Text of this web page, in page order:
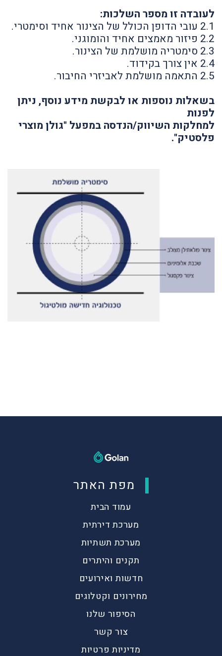
לעובדה זו מספר השלכות:
2.1 עובי הדופן הכולל של הצינור אחיד וסימטרי.
2.2 פיזור מאמצים אחיד והומוגני.
2.3 סימטריה מושלמת של הצינור.
2.4 אין צורך בקידוד.
2.5 התאמה מושלמת לאביזרי החיבור.
בשאלות נוספות או לבקשת מידע נוסף, ניתן
לפנות
למחלקות השיווק/הנדסה במפעל "גולן מוצרי
פלסטיק".
מפת האתר
עמוד הבית
מערכת דירתית
מערכת תשתיות
תקנים והיתרים
חדשות ואירועים
מחירונים וקטלוגים
הסיפור שלנו
צור קשר
מדיניות פרטיות